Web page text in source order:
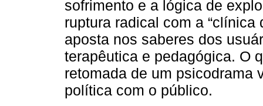
sofrimento e a lógica de
ruptura radical com a “clínica
aposta nos saberes dos
terapêutica e pedagógica. O
retomada de um psicodrama
política com o público.